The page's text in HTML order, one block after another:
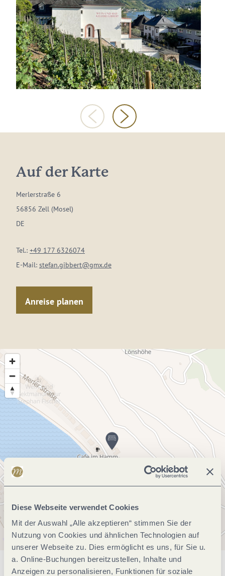
Diese Webseite verwendet Cookies
Mit der Auswahl „Alle akzeptieren“ stimmen Sie der
Nutzung von Cookies und ähnlichen Technologien auf
unserer Webseite zu. Dies ermöglicht es uns, für Sie u.
a. Online-Buchungen bereitzustellen, Inhalte und
Anzeigen zu personalisieren, Funktionen für soziale
Auf der Karte
Merlerstraße 6
56856 Zell (Mosel)
DE
Tel.: +49 177 6326074
E-Mail: stefan.gibbert@gmx.de
Anreise planen